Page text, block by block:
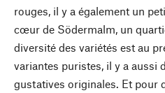
rouges, il y a également un
cœur de Södermalm, un
diversité des variétés est au
variantes puristes, il y a aussi
gustatives originales. Et pour